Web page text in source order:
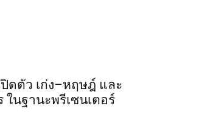
ปิดตัว เก่ง–หฤษฎ์ และ
นฐานะพรีเซนเตอร์